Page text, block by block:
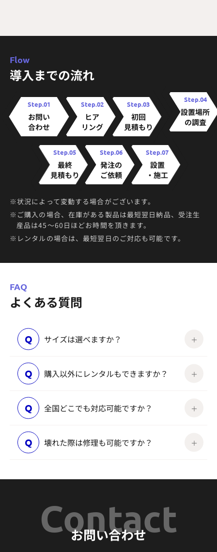
Flow
導入までの流れ
Step.01
お問い
合わせ
Step.02
ヒア
リング
Step.03
初回
見積もり
Step.04
設置場所
の調査
Step.05
最終
見積もり
Step.06
発注の
ご依頼
Step.07
設置
・施工
※状況によって変動する場合がございます。
※ご購入の場合、在庫がある製品は最短翌日納品、受注生
産品は45〜60日ほどお時間を頂きます。
※レンタルの場合は、最短翌日のご対応も可能です。
FAQ
よくある質問
Q サイズは選べますか？
Q 購入以外にレンタルもできますか？
Q 全国どこでも対応可能ですか？
Q 壊れた際は修理も可能ですか？
Contact
お問い合わせ